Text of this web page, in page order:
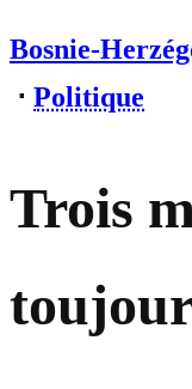
Bosnie-
⋅ Politique
Trois